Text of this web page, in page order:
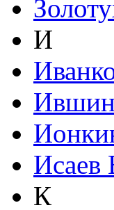
И
Исаев
К